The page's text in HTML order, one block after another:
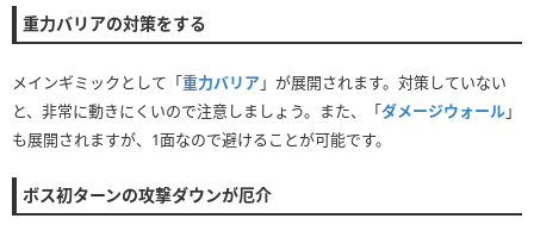
重力バリアの対策をする
メインギミックとして「重力バリア」が展開されます。対策していない
と、非常に動きにくいので注意しましょう。また、「ダメージウォール」
も展開されますが、1面なので避けることが可能です。
ボス初ターンの攻撃ダウンが厄介